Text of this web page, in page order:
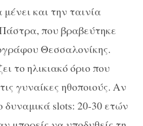
και την ταινία
που βραβεύτηκε
Θεσσαλονίκης.
το ηλικιακό όριο που
γυναίκες ηθοποιούς. Αν
δυναμικά slots: 20-30 ετών